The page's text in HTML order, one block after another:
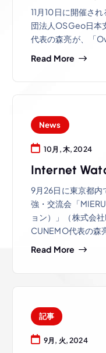
11月10日に開催さ
団法人OSGeo日本
代表の森亮が、「
Read More
News
10月, 木, 2024
Internet
9月26日に東京都内
強・交流会「
ョン）」（株式会
CUNEMO代表の森
Read More
記事
9月, 火, 2024